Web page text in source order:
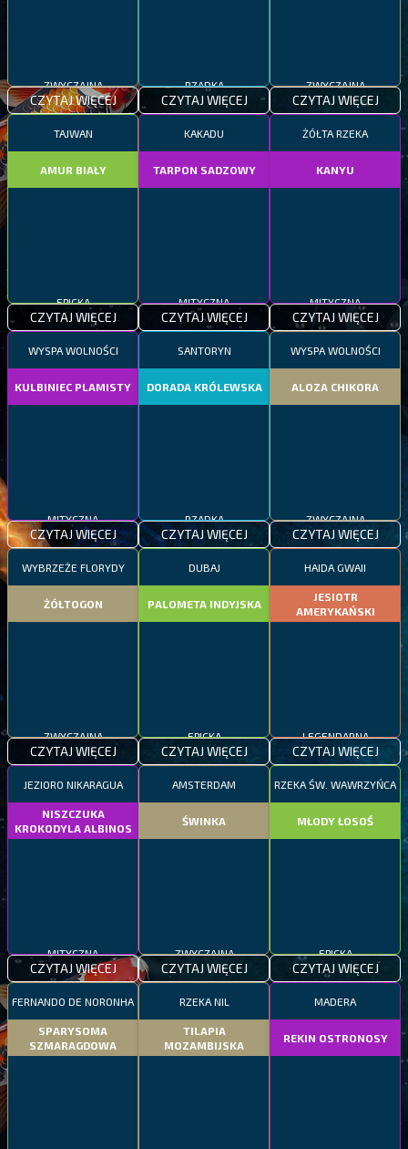
ZWYCZAJNA
CZYTAJ WIĘCEJ
RZADKA
CZYTAJ WIĘCEJ
ZWYCZAJNA
CZYTAJ WIĘCEJ
TAJWAN
AMUR BIAŁY
EPICKA
CZYTAJ WIĘCEJ
KAKADU
TARPON SADZOWY
MITYCZNA
CZYTAJ WIĘCEJ
ŻÓŁTA RZEKA
KANYU
MITYCZNA
CZYTAJ WIĘCEJ
WYSPA WOLNOŚCI
KULBINIEC PLAMISTY
MITYCZNA
CZYTAJ WIĘCEJ
SANTORYN
DORADA KRÓLEWSKA
RZADKA
CZYTAJ WIĘCEJ
WYSPA WOLNOŚCI
ALOZA CHIKORA
ZWYCZAJNA
CZYTAJ WIĘCEJ
WYBRZEŻE FLORYDY
ŻÓŁTOGON
ZWYCZAJNA
CZYTAJ WIĘCEJ
DUBAJ
PALOMETA INDYJSKA
EPICKA
CZYTAJ WIĘCEJ
HAIDA GWAII
JESIOTR
AMERYKAŃSKI
LEGENDARNA
CZYTAJ WIĘCEJ
JEZIORO NIKARAGUA
NISZCZUKA
KROKODYLA ALBINOS
MITYCZNA
CZYTAJ WIĘCEJ
AMSTERDAM
ŚWINKA
ZWYCZAJNA
CZYTAJ WIĘCEJ
RZEKA ŚW. WAWRZYŃCA
MŁODY ŁOSOŚ
EPICKA
CZYTAJ WIĘCEJ
FERNANDO DE NORONHA
SPARYSOMA
SZMARAGDOWA
RZEKA NIL
TILAPIA
MOZAMBIJSKA
MADERA
REKIN OSTRONOSY